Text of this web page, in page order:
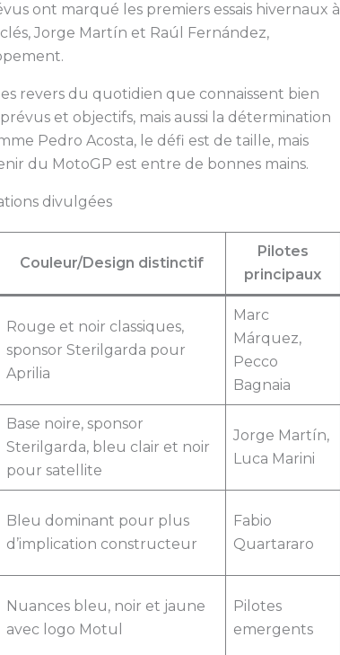
ont marqué les premiers essais hivernaux à
Jorge Martín et Raúl Fernández,
revers du quotidien que connaissent bien
et objectifs, mais aussi la détermination
Pedro Acosta, le défi est de taille, mais
du MotoGP est entre de bonnes mains.
divulgées
Couleur/Design distinctif
Pilotes
principaux
Rouge et noir classiques,
sponsor Sterilgarda pour
Aprilia
Marc
Márquez,
Pecco
Bagnaia
Base noire, sponsor
Sterilgarda, bleu clair et noir
pour satellite
Jorge Martín,
Luca Marini
Bleu dominant pour plus
d’implication constructeur
Fabio
Quartararo
Nuances bleu, noir et jaune
avec logo Motul
Pilotes
emergents